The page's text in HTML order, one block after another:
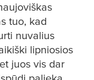
tuo, kad
nuvalius
lipniosios
juos vis dar